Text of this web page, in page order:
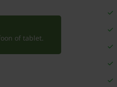
of tablet.